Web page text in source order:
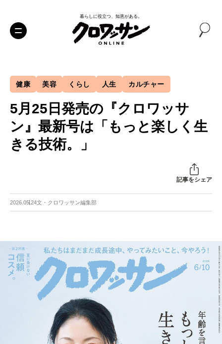
暮らしに役立つ、知恵がある。
健康 美容 くらし 人生 カルチャー
5月25日発売の『クロワッサ
ン』最新号は「もっと楽しく生
きる技術。」
記事をシェア
2026.05.24文・クロワッサン編集部